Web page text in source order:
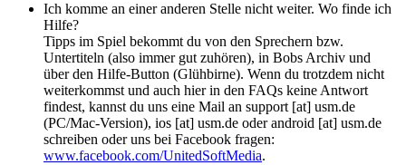
Ich komme an einer anderen Stelle nicht weiter. Wo finde ich
Hilfe?
Tipps im Spiel bekommt du von den Sprechern bzw.
Untertiteln (also immer gut zuhören), in Bobs Archiv und
über den Hilfe-Button (Glühbirne). Wenn du trotzdem nicht
weiterkommst und auch hier in den FAQs keine Antwort
findest, kannst du uns eine Mail an support [at] usm.de
(PC/Mac-Version), ios [at] usm.de oder android [at] usm.de
schreiben oder uns bei Facebook fragen:
www.facebook.com/UnitedSoftMedia.